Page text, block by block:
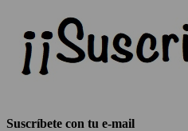
Suscríbete con tu e-mail